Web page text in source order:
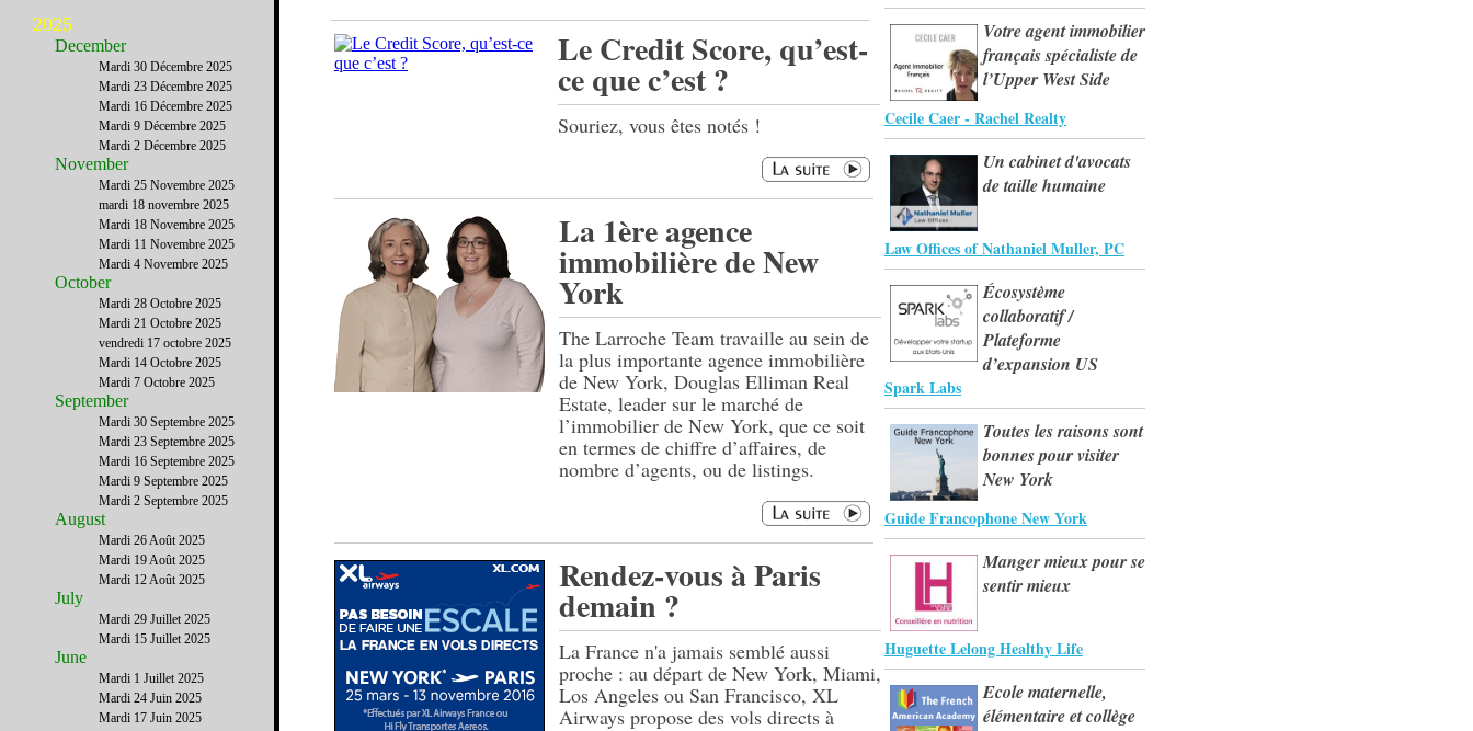
Le Credit Score, qu’est-
ce que c’est ?
Souriez, vous êtes notés !
La 1ère agence
immobilière de New
York
The Larroche Team travaille au sein de
la plus importante agence immobilière
de New York, Douglas Elliman Real
Estate, leader sur le marché de
l’immobilier de New York, que ce soit
en termes de chiffre d’affaires, de
nombre d’agents, ou de listings.
Rendez-vous à Paris
demain ?
La France n'a jamais semblé aussi
proche : au départ de New York, Miami,
Los Angeles ou San Francisco, XL
Airways propose des vols directs à
Votre agent immobilier
français spécialiste de
l’Upper West Side
Cecile Caer - Rachel Realty
Un cabinet d'avocats
de taille humaine
Law Offices of Nathaniel Muller, PC
Écosystème
collaboratif /
Plateforme
d’expansion US
Spark Labs
Toutes les raisons sont
bonnes pour visiter
New York
Guide Francophone New York
Manger mieux pour se
sentir mieux
Huguette Lelong Healthy Life
Ecole maternelle,
élémentaire et collège
2025
December
Mardi 30 Décembre 2025
Mardi 23 Décembre 2025
Mardi 16 Décembre 2025
Mardi 9 Décembre 2025
Mardi 2 Décembre 2025
November
Mardi 25 Novembre 2025
mardi 18 novembre 2025
Mardi 18 Novembre 2025
Mardi 11 Novembre 2025
Mardi 4 Novembre 2025
October
Mardi 28 Octobre 2025
Mardi 21 Octobre 2025
vendredi 17 octobre 2025
Mardi 14 Octobre 2025
Mardi 7 Octobre 2025
September
Mardi 30 Septembre 2025
Mardi 23 Septembre 2025
Mardi 16 Septembre 2025
Mardi 9 Septembre 2025
Mardi 2 Septembre 2025
August
Mardi 26 Août 2025
Mardi 19 Août 2025
Mardi 12 Août 2025
July
Mardi 29 Juillet 2025
Mardi 15 Juillet 2025
June
Mardi 1 Juillet 2025
Mardi 24 Juin 2025
Mardi 17 Juin 2025